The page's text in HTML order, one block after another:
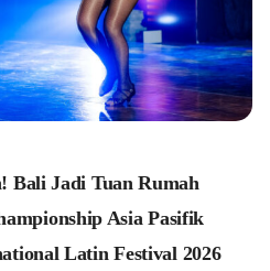
Bali Jadi Tuan Rumah
Asia Pasifik
Latin Festival 2026